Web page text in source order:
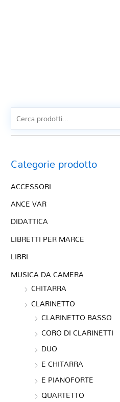
Categorie prodotto
ACCESSORI
ANCE VAR
DIDATTICA
LIBRETTI PER MARCE
LIBRI
MUSICA DA CAMERA
CHITARRA
CLARINETTO
CLARINETTO BASSO
CORO DI CLARINETTI
DUO
E CHITARRA
E PIANOFORTE
QUARTETTO